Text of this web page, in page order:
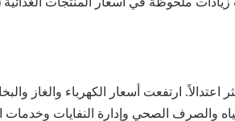
ارتفعت أسعار الكهرباء والغاز